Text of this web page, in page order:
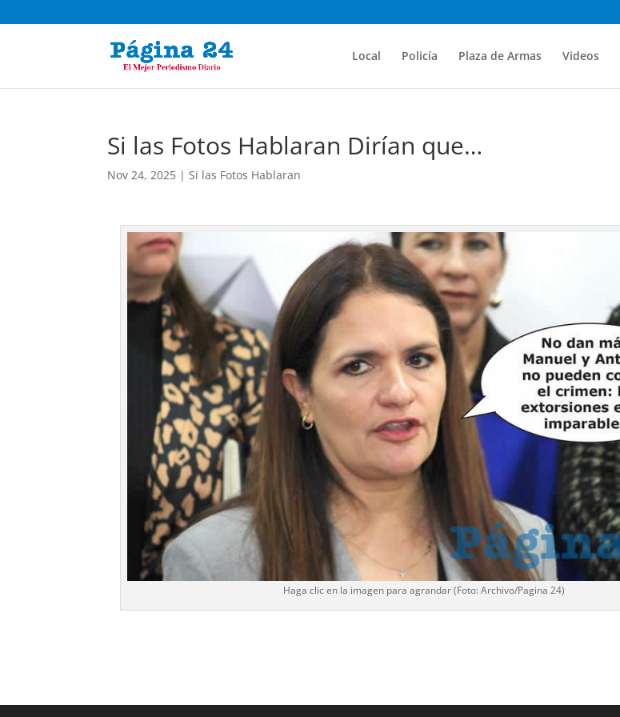
Local Policía Plaza de Armas Videos
Si las Fotos Hablaran Dirían que…
Nov 24, 2025 |Si las Fotos Hablaran
Haga clic en la imagen para agrandar (Foto: Archivo/Pagina 24)